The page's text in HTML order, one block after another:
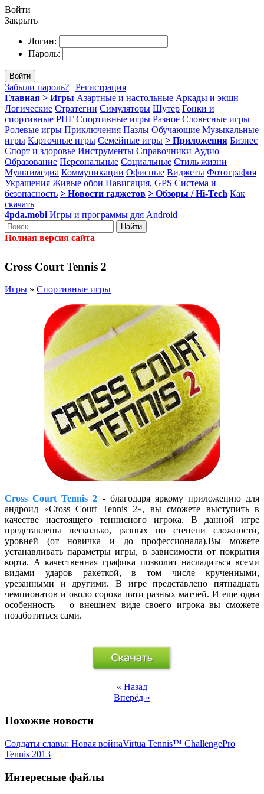
Войти
Закрыть
Логин:
Пароль:
Войти
Забыли пароль? | Регистрация
Главная > Игры Азартные и настольные Аркады и экшн
Логические Стратегии Симуляторы Шутер Гонки и
спортивные РПГ Спортивные игры Разное Словесные игры
Ролевые игры Приключения Пазлы Обучающие Музыкальные
игры Карточные игры Семейные игры > Приложения Бизнес
Спорт и здоровье Инструменты Справочники Аудио
Образование Персональные Социальные Стиль жизни
Мультимедиа Коммуникации Офисные Виджеты Фотография
Украшения Живые обои Навигация, GPS Система и
безопасность > Новости гаджетов > Обзоры / Hi-Tech Как
скачать
4pda.mobi Игры и программы для Android
Найти
Полная версия сайта
Cross Court Tennis 2
Игры » Спортивные игры
Cross Court Tennis 2 - благодаря яркому приложению для
андроид «Cross Court Tennis 2», вы сможете выступить в
качестве настоящего теннисного игрока. В данной игре
представлены несколько, разных по степени сложности,
уровней (от новичка и до профессионала).Вы можете
устанавливать параметры игры, в зависимости от покрытия
корта. А качественная графика позволит насладиться всеми
видами ударов ракеткой, в том числе крученными,
урезанными и другими. В игре представлено пятнадцать
чемпионатов и около сорока пяти разных матчей. И еще одна
особенность – о внешнем виде своего игрока вы сможете
позаботиться сами.
« Назад
Вперёд »
Похожие новости
Солдаты славы: Новая войнаVirtua Tennis™ ChallengePro
Tennis 2013
Интересные файлы